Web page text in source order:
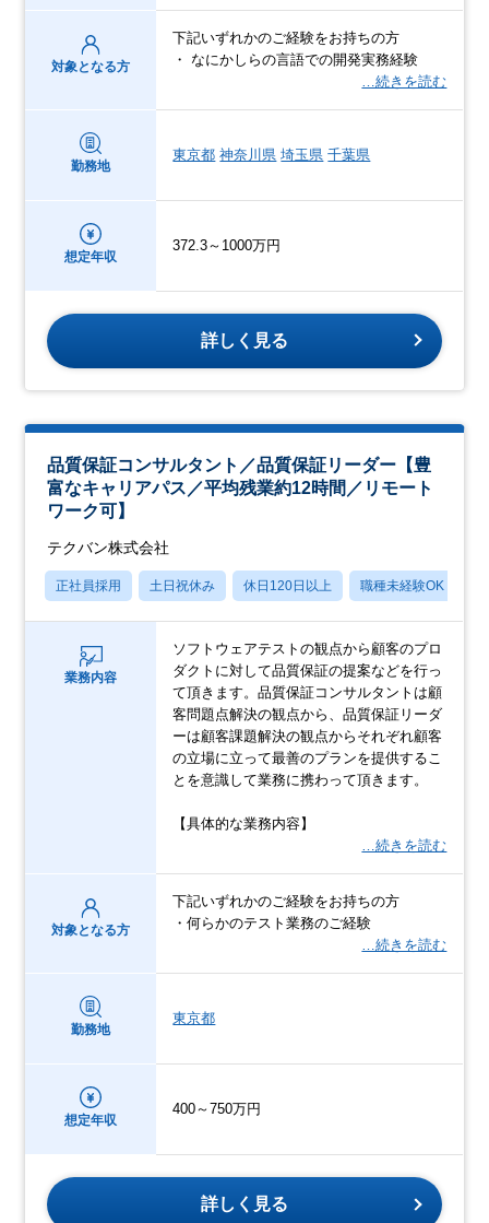
対象となる方
下記いずれかのご経験をお持ちの方
・ なにかしらの言語での開発実務経験
…続きを読む
勤務地
東京都 神奈川県 埼玉県 千葉県
想定年収
372.3～1000万円
詳しく見る
品質保証コンサルタント／品質保証リーダー【豊
富なキャリアパス／平均残業約12時間／リモート
ワーク可】
テクバン株式会社
正社員採用 土日祝休み 休日120日以上 職種未経験OK
業務内容
ソフトウェアテストの観点から顧客のプロ
ダクトに対して品質保証の提案などを行っ
て頂きます。品質保証コンサルタントは顧
客問題点解決の観点から、品質保証リーダ
ーは顧客課題解決の観点からそれぞれ顧客
の立場に立って最善のプランを提供するこ
とを意識して業務に携わって頂きます。
【具体的な業務内容】
…続きを読む
対象となる方
下記いずれかのご経験をお持ちの方
・何らかのテスト業務のご経験
…続きを読む
勤務地
東京都
想定年収
400～750万円
詳しく見る